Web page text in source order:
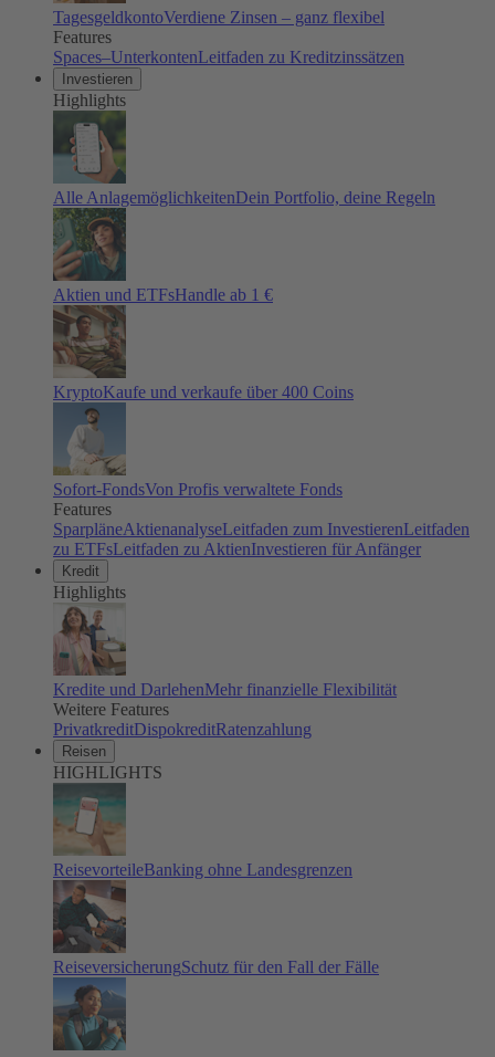
TagesgeldkontoVerdiene Zinsen – ganz flexibel
Features
Spaces–UnterkontenLeitfaden zu Kreditzinssätzen
Investieren
Highlights
Alle AnlagemöglichkeitenDein Portfolio, deine Regeln
Aktien und ETFsHandle ab 1 €
KryptoKaufe und verkaufe über 400 Coins
Sofort-FondsVon Profis verwaltete Fonds
Features
SparpläneAktienanalyseLeitfaden zum InvestierenLeitfaden
zu ETFsLeitfaden zu AktienInvestieren für Anfänger
Kredit
Highlights
Kredite und DarlehenMehr finanzielle Flexibilität
Weitere Features
PrivatkreditDispokreditRatenzahlung
Reisen
HIGHLIGHTS
ReisevorteileBanking ohne Landesgrenzen
ReiseversicherungSchutz für den Fall der Fälle